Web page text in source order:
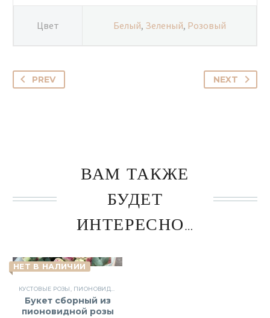
Цвет Белый, Зеленый, Розовый
PREV NEXT
ВАМ ТАКЖЕ
БУДЕТ
ИНТЕРЕСНО…
НЕТ В НАЛИЧИИ
КУСТОВЫЕ РОЗЫ ПИОНОВИДНЫЕ РОЗЫ
Букет сборный из
пионовидной розы